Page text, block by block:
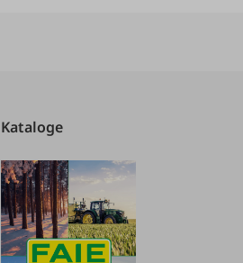
Kataloge